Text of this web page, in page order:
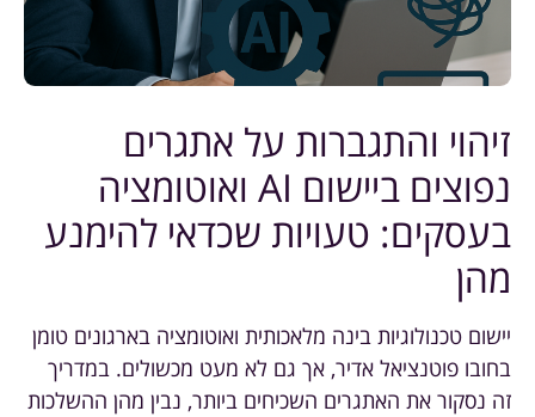
זיהוי והתגברות על אתגרים
נפוצים ביישום AI ואוטומציה
בעסקים: טעויות שכדאי להימנע
מהן
יישום טכנולוגיות בינה מלאכותית ואוטומציה בארגונים טומן
בחובו פוטנציאל אדיר, אך גם לא מעט מכשולים. במדריך
זה נסקור את האתגרים השכיחים ביותר, נבין מהן ההשלכות